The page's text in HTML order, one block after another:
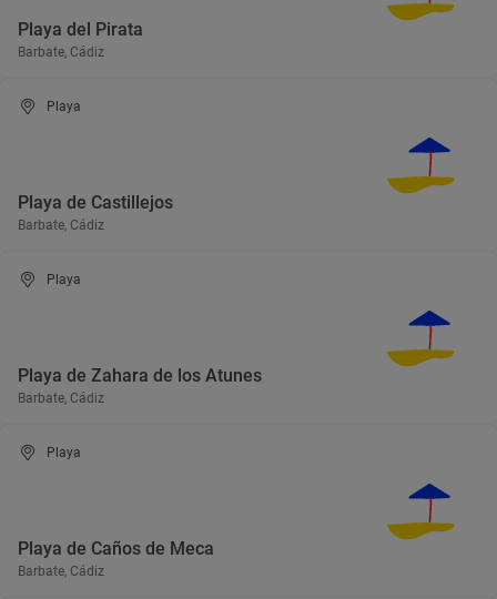
Playa del Pirata
Barbate, Cádiz
Playa
Playa de Castillejos
Barbate, Cádiz
Playa
Playa de Zahara de los Atunes
Barbate, Cádiz
Playa
Playa de Caños de Meca
Barbate, Cádiz